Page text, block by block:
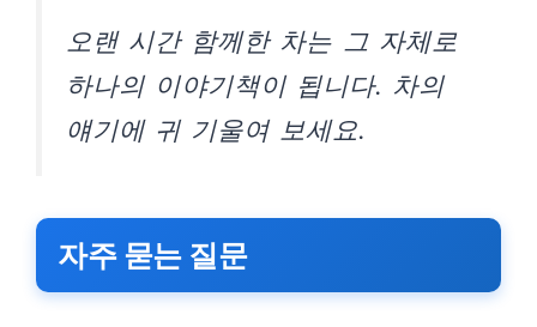
오랜 시간 함께한 차는 그 자체로
하나의 이야기책이 됩니다. 차의
얘기에 귀 기울여 보세요.
자주 묻는 질문